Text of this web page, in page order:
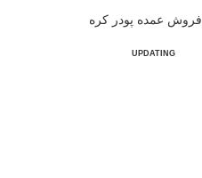
فروش عمده پودر کره
UPDATING